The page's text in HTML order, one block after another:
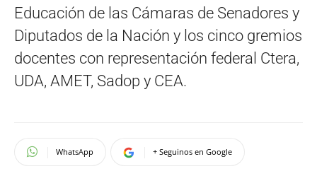
Educación de las Cámaras de Senadores y
Diputados de la Nación y los cinco gremios
docentes con representación federal Ctera,
UDA, AMET, Sadop y CEA.
WhatsApp + Seguinos en Google